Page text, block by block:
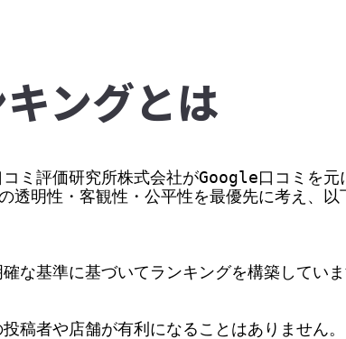
ングとは
ミ評価研究所株式会社がGoogle口コミを元
明性・客観性・公平性を最優先に考え、
な基準に基づいてランキングを構築していま
稿者や店舗が有利になることはありません。